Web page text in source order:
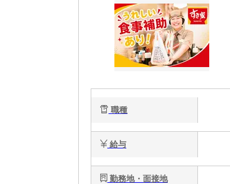
職種
給与
勤務地・面接地